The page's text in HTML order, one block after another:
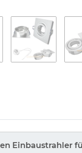
Einbaustrahler